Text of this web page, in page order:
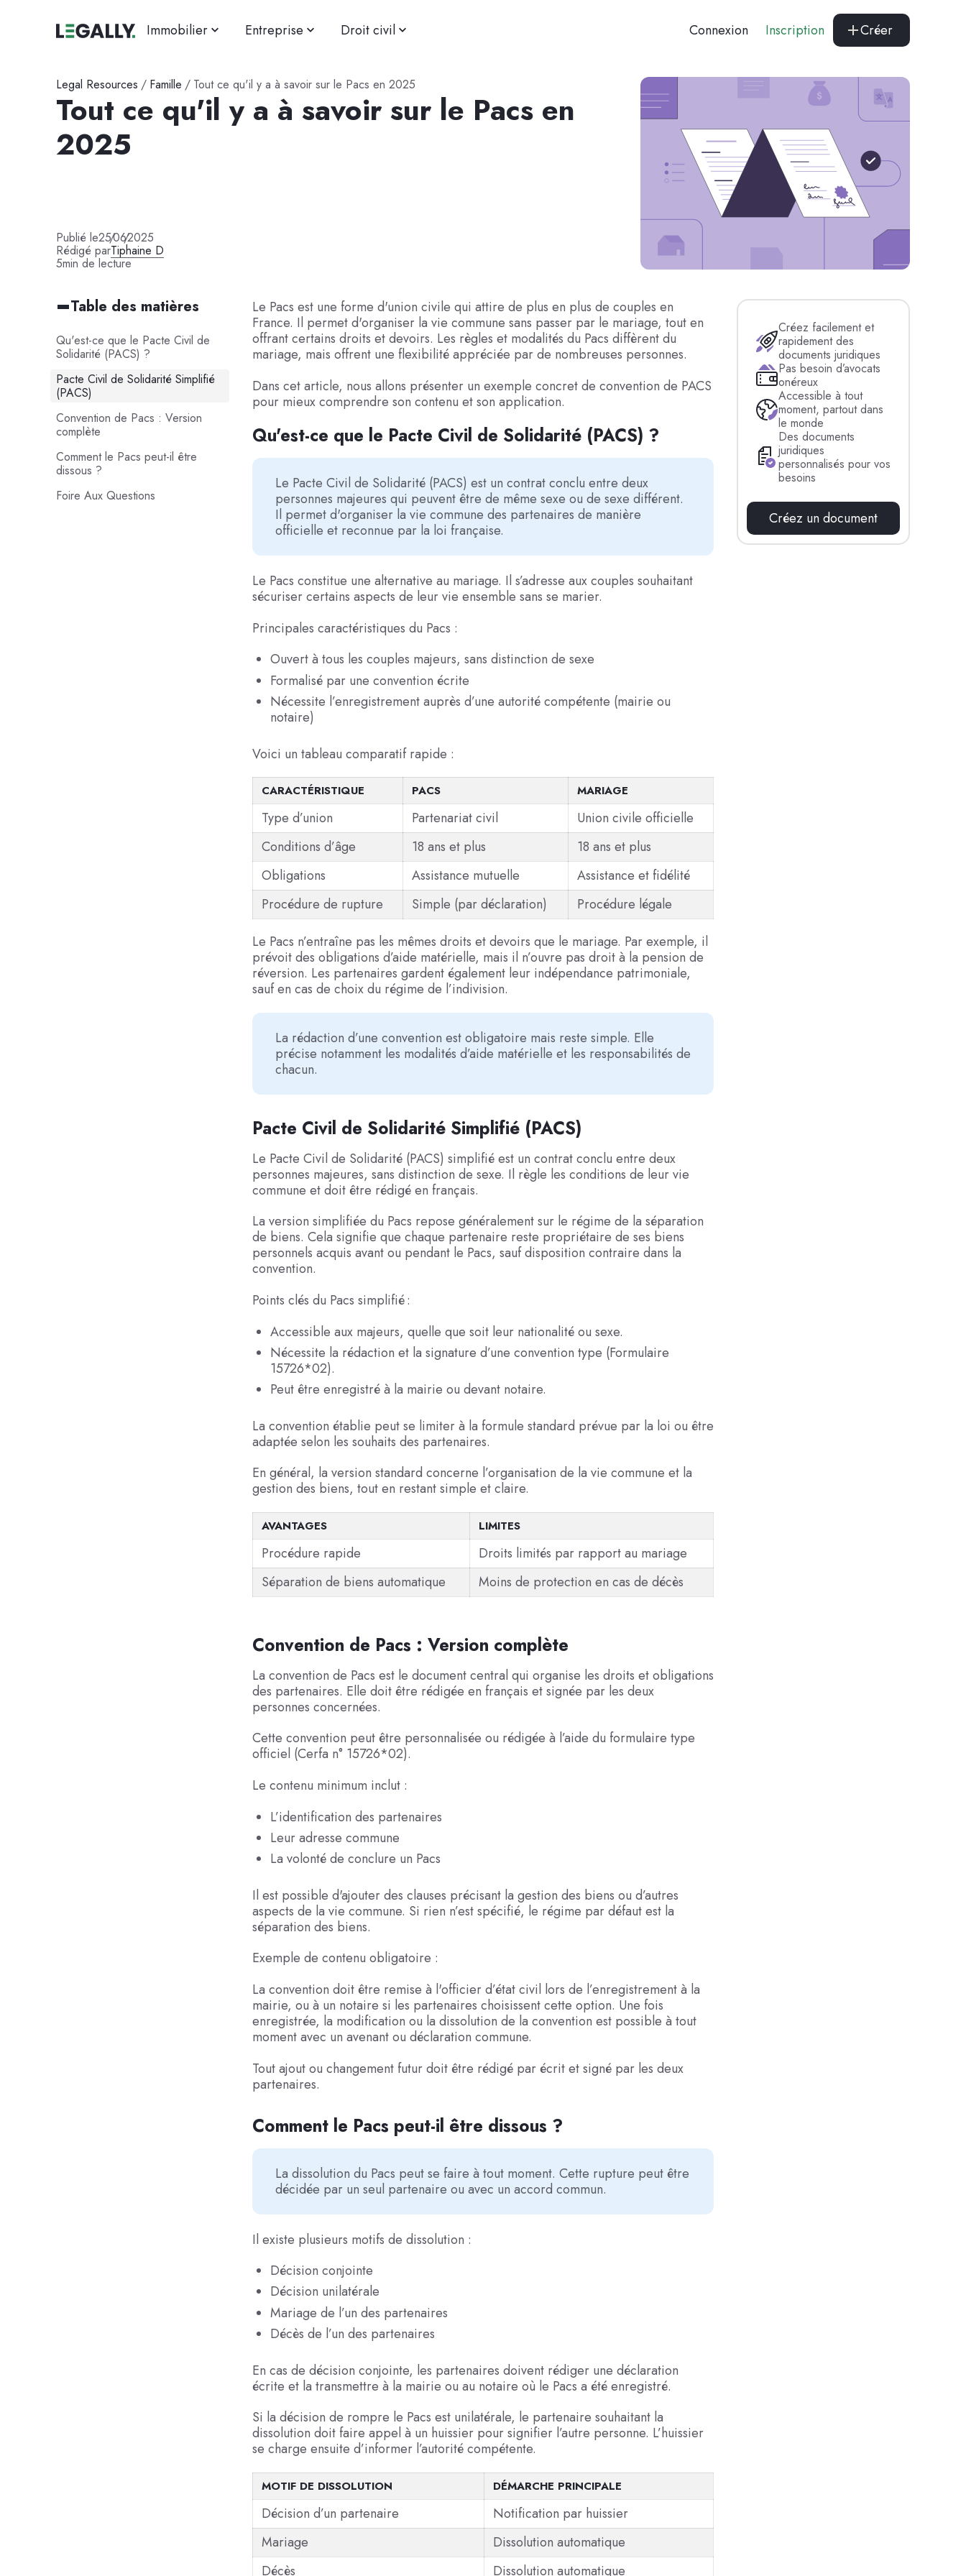
Immobilier Entreprise Droit civil Connexion Inscription Créer
Legal Resources / Famille / Tout ce qu'il y a à savoir sur le Pacs en 2025
Tout ce qu'il y a à savoir sur le Pacs en
2025
Publié le25/06/2025
Rédigé parTiphaine D
5min de lecture
Table des matières
Qu'est-ce que le Pacte Civil de
Solidarité (PACS) ?
Pacte Civil de Solidarité Simplifié
(PACS)
Convention de Pacs : Version
complète
Comment le Pacs peut-il être
dissous ?
Foire Aux Questions
Le Pacs est une forme d'union civile qui attire de plus en plus de couples en
France. Il permet d'organiser la vie commune sans passer par le mariage, tout en
offrant certains droits et devoirs. Les règles et modalités du Pacs diffèrent du
mariage, mais offrent une flexibilité appréciée par de nombreuses personnes.
Dans cet article, nous allons présenter un exemple concret de convention de PACS
pour mieux comprendre son contenu et son application.
Qu'est-ce que le Pacte Civil de Solidarité (PACS) ?
Le Pacte Civil de Solidarité (PACS) est un contrat conclu entre deux
personnes majeures qui peuvent être de même sexe ou de sexe différent.
Il permet d'organiser la vie commune des partenaires de manière
officielle et reconnue par la loi française.
Le Pacs constitue une alternative au mariage. Il s’adresse aux couples souhaitant
sécuriser certains aspects de leur vie ensemble sans se marier.
Principales caractéristiques du Pacs :
Ouvert à tous les couples majeurs, sans distinction de sexe
Formalisé par une convention écrite
Nécessite l’enregistrement auprès d’une autorité compétente (mairie ou
notaire)
Voici un tableau comparatif rapide :
CARACTÉRISTIQUE PACS MARIAGE
Type d’union Partenariat civil
Union civile officielle
Conditions d’âge
18 ans et plus
18 ans et plus
Obligations
Assistance mutuelle
Assistance et fidélité
Procédure de rupture
Simple (par déclaration)
Procédure légale
Le Pacs n’entraîne pas les mêmes droits et devoirs que le mariage. Par exemple, il
prévoit des obligations d’aide matérielle, mais il n’ouvre pas droit à la pension de
réversion. Les partenaires gardent également leur indépendance patrimoniale,
sauf en cas de choix du régime de l’indivision.
La rédaction d’une convention est obligatoire mais reste simple. Elle
précise notamment les modalités d’aide matérielle et les responsabilités de
chacun.
Pacte Civil de Solidarité Simplifié (PACS)
Le Pacte Civil de Solidarité (PACS) simplifié est un contrat conclu entre deux
personnes majeures, sans distinction de sexe. Il règle les conditions de leur vie
commune et doit être rédigé en français.
La version simplifiée du Pacs repose généralement sur le régime de la séparation
de biens. Cela signifie que chaque partenaire reste propriétaire de ses biens
personnels acquis avant ou pendant le Pacs, sauf disposition contraire dans la
convention.
Points clés du Pacs simplifié :
Accessible aux majeurs, quelle que soit leur nationalité ou sexe.
Nécessite la rédaction et la signature d’une convention type (Formulaire
15726*02).
Peut être enregistré à la mairie ou devant notaire.
La convention établie peut se limiter à la formule standard prévue par la loi ou être
adaptée selon les souhaits des partenaires.
En général, la version standard concerne l’organisation de la vie commune et la
gestion des biens, tout en restant simple et claire.
AVANTAGES LIMITES
Procédure rapide
Droits limités par rapport au mariage
Séparation de biens automatique
Moins de protection en cas de décès
Convention de Pacs : Version complète
La convention de Pacs est le document central qui organise les droits et obligations
des partenaires. Elle doit être rédigée en français et signée par les deux
personnes concernées.
Cette convention peut être personnalisée ou rédigée à l’aide du formulaire type
officiel (Cerfa n° 15726*02).
Le contenu minimum inclut :
L’identification des partenaires
Leur adresse commune
La volonté de conclure un Pacs
Il est possible d'ajouter des clauses précisant la gestion des biens ou d’autres
aspects de la vie commune. Si rien n’est spécifié, le régime par défaut est la
séparation des biens.
Exemple de contenu obligatoire :
La convention doit être remise à l'officier d’état civil lors de l’enregistrement à la
mairie, ou à un notaire si les partenaires choisissent cette option. Une fois
enregistrée, la modification ou la dissolution de la convention est possible à tout
moment avec un avenant ou déclaration commune.
Tout ajout ou changement futur doit être rédigé par écrit et signé par les deux
partenaires.
Comment le Pacs peut-il être dissous ?
La dissolution du Pacs peut se faire à tout moment. Cette rupture peut être
décidée par un seul partenaire ou avec un accord commun.
Il existe plusieurs motifs de dissolution :
Décision conjointe
Décision unilatérale
Mariage de l’un des partenaires
Décès de l’un des partenaires
En cas de décision conjointe, les partenaires doivent rédiger une déclaration
écrite et la transmettre à la mairie ou au notaire où le Pacs a été enregistré.
Si la décision de rompre le Pacs est unilatérale, le partenaire souhaitant la
dissolution doit faire appel à un huissier pour signifier l’autre personne. L’huissier
se charge ensuite d’informer l’autorité compétente.
MOTIF DE DISSOLUTION DÉMARCHE PRINCIPALE
Décision d’un partenaire
Notification par huissier
Mariage
Dissolution automatique
Décès
Dissolution automatique
Créez facilement et
rapidement des
documents juridiques
Pas besoin d’avocats
onéreux
Accessible à tout
moment, partout dans
le monde
Des documents
juridiques
personnalisés pour vos
besoins
Créez un document